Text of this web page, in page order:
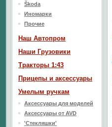
Škoda
Иномарки
Прочие
Наш Aвтопром
Наши Грузовики
Тракторы 1:43
Прицепы и аксессуары
Умелым ручкам
Аксессуары для моделей
Аксессуары от AVD
'Стекляшки'